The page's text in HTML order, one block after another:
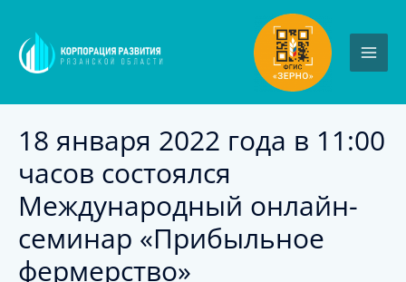
18 января 2022 года в 11:00
часов состоялся
Международный онлайн-
семинар «Прибыльное
фермерство»